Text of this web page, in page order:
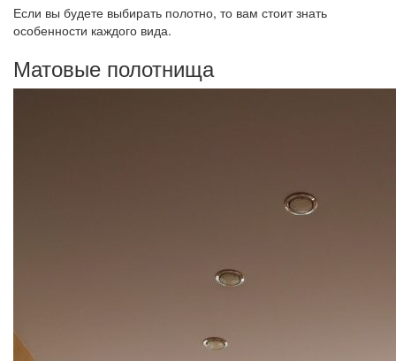
Если вы будете выбирать полотно, то вам стоит знать
особенности каждого вида.
Матовые полотнища